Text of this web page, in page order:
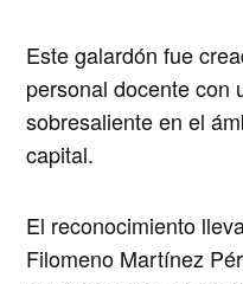
Este galardón fue
personal docente con
sobresaliente en el
capital.
El reconocimiento
Filomeno Martínez